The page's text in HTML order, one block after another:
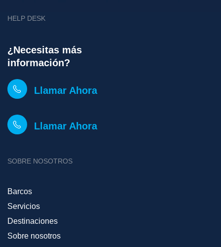
HELP DESK
¿Necesitas más
información?
Llamar Ahora
Llamar Ahora
SOBRE NOSOTROS
Barcos
Servicios
Destinaciones
Sobre nosotros